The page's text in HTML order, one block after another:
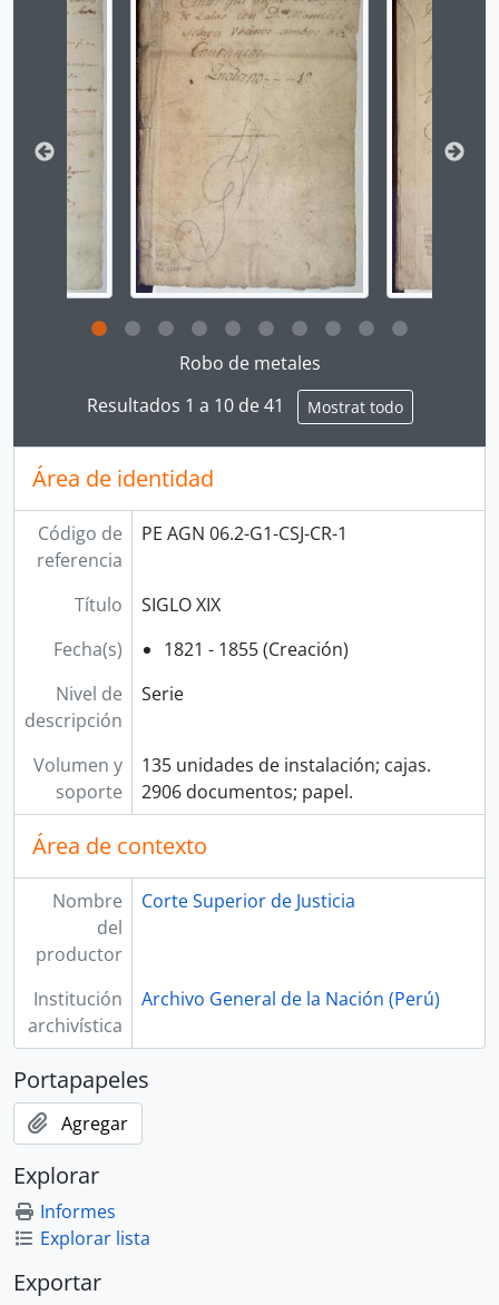
Clicking this description title link will open the
Robo de metales
Resultados 1 a 10 de 41
Mostrat todo
Área de identidad
Código de
referencia
PE AGN 06.2-G1-CSJ-CR-1
Título
SIGLO XIX
Fecha(s)
1821 - 1855 (Creación)
Nivel de
descripción
Serie
Volumen y
soporte
135 unidades de instalación; cajas.
2906 documentos; papel.
Área de contexto
Nombre
del
productor
Corte Superior de Justicia
Institución
archivística
Archivo General de la Nación (Perú)
Portapapeles
Agregar
Explorar
Informes
Explorar lista
Exportar